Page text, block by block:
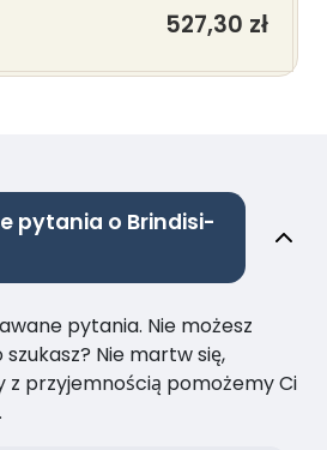
527,30 zł
pytania o Brindisi-
pytania. Nie możesz
Nie martw się,
z przyjemnością pomożemy Ci